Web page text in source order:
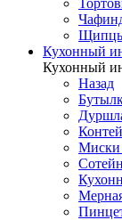
Кухонный
Кухонный
Назад
Миски